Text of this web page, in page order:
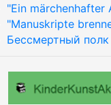
"Ein märchenhafter
"Manuskripte
Бессмертный полк